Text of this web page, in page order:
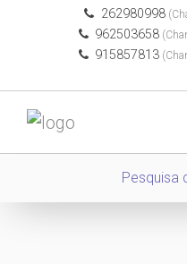
262980998
962503658
915857813
Pesquisa